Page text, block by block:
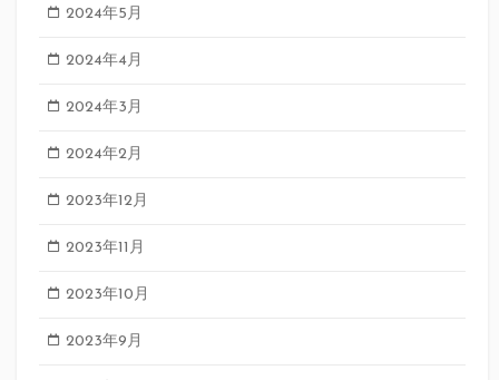
2024年5月
2024年4月
2024年3月
2024年2月
2023年12月
2023年11月
2023年10月
2023年9月